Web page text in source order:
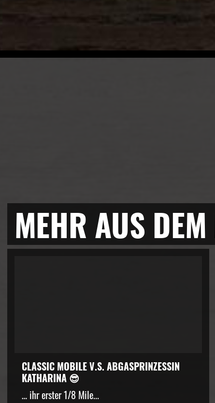
MEHR AUS
CLASSIC MOBILE V.S. ABGASPRINZESSIN
KATHARINA 😎
… ihr erster 1/8 Mile...